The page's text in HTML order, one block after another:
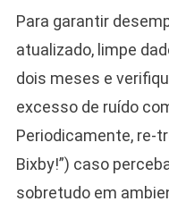
Para garantir
atualizado, limpe
dois meses e
excesso de ruído
Periodicamente, re-
Bixby!”) caso
sobretudo em